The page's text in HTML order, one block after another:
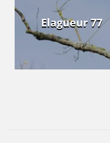
Elagueur 77